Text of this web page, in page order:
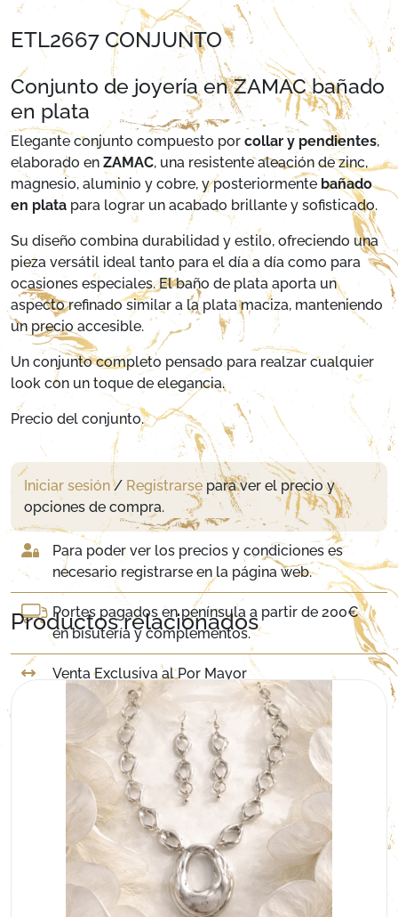
ETL2667 CONJUNTO
Conjunto de joyería en ZAMAC bañado
en plata
Elegante conjunto compuesto por collar y pendientes,
elaborado en ZAMAC, una resistente aleación de zinc,
magnesio, aluminio y cobre, y posteriormente bañado
en plata para lograr un acabado brillante y sofisticado.
Su diseño combina durabilidad y estilo, ofreciendo una
pieza versátil ideal tanto para el día a día como para
ocasiones especiales. El baño de plata aporta un
aspecto refinado similar a la plata maciza, manteniendo
un precio accesible.
Un conjunto completo pensado para realzar cualquier
look con un toque de elegancia.
Precio del conjunto.
Iniciar sesión/ Registrarse para ver el precio y
opciones de compra.
Para poder ver los precios y condiciones es
necesario registrarse en la página web.
Portes pagados en península a partir de 200€
en bisutería y complementos.
Venta Exclusiva al Por Mayor
Productos relacionados